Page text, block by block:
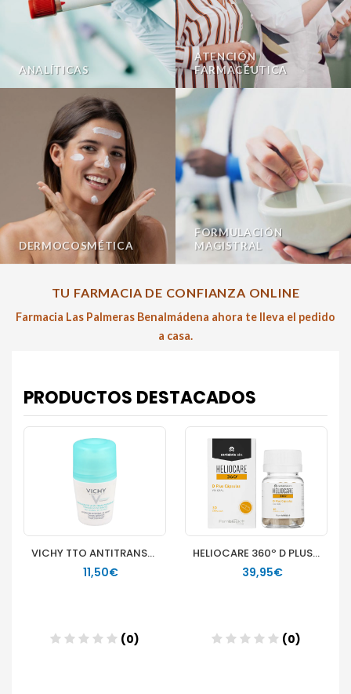
ANALÍTICAS
ATENCIÓN
FARMACÉUTICA
DERMOCOSMÉTICA
FORMULACIÓN
MAGISTRAL
TU FARMACIA DE CONFIANZA ONLINE
Farmacia Las Palmeras Benalmádena ahora te lleva el pedido
a casa.